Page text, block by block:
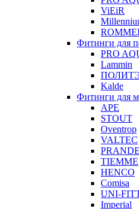
ViEiR
Фитинги для
PRO
Lammin
Kalde
Фитинги для
APE
STOUT
Oventrop
VALTEC
TIEMME
HENCO
Comisa
UNI-
Imperial